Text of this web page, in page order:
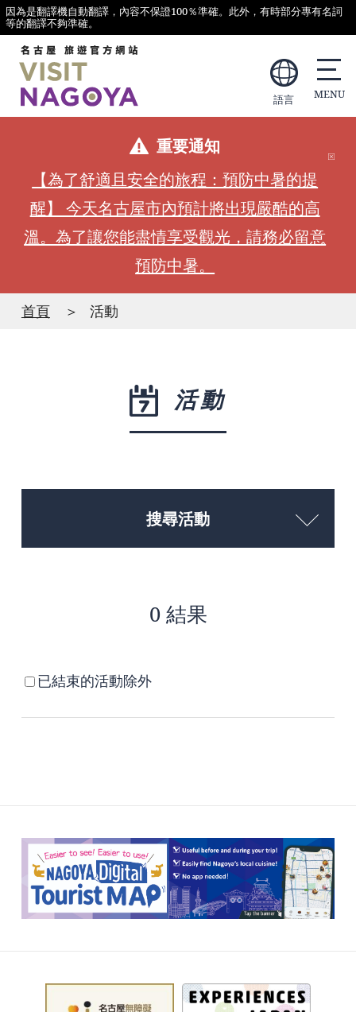
因為是翻譯機自動翻譯，內容不保證100％準確。此外，有時部分專有名詞
等的翻譯不夠準確。
語言
重要通知
【為了舒適且安全的旅程：預防中暑的提
醒】 今天名古屋市內預計將出現嚴酷的高
溫。為了讓您能盡情享受觀光，請務必留意
預防中暑。
首頁 活動
活動
搜尋活動
0 結果
已結束的活動除外